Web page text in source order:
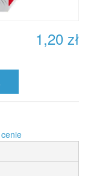
1,20 zł